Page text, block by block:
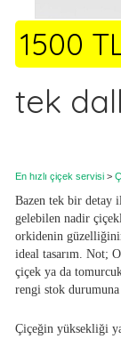
1500
tek
En hızlı çiçek servisi >
Bazen tek bir detay
gelebilen nadir
orkidenin
ideal tasarım. Not;
çiçek ya da
rengi stok durumuna
Çiçeğin yüksekliği